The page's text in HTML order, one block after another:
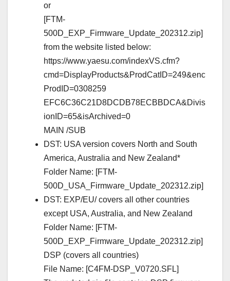
or
[FTM-
500D_EXP_Firmware_Update_202312.zip]
from the website listed below:
https://www.yaesu.com/indexVS.cfm?
cmd=DisplayProducts&ProdCatID=249&enc
ProdID=0308259
EFC6C36C21D8DCDB78ECBBDCA&Divis
ionID=65&isArchived=0
MAIN /SUB
DST: USA version covers North and South
America, Australia and New Zealand*
Folder Name: [FTM-
500D_USA_Firmware_Update_202312.zip]
DST: EXP/EU/ covers all other countries
except USA, Australia, and New Zealand
Folder Name: [FTM-
500D_EXP_Firmware_Update_202312.zip]
DSP (covers all countries)
File Name: [C4FM-DSP_V0720.SFL]